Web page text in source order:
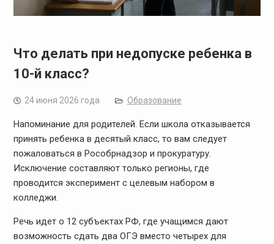
Что делать при недопуске ребенка в
10-й класс?
24 июня 2026 года Образование
Напоминание для родителей. Если школа отказывается
принять ребенка в десятый класс, то вам следует
пожаловаться в Рособрнадзор и прокуратуру.
Исключение составляют только регионы, где
проводится эксперимент с целевым набором в
колледжи.
Речь идет о 12 субъектах РФ, где учащимся дают
возможность сдать два ОГЭ вместо четырех для